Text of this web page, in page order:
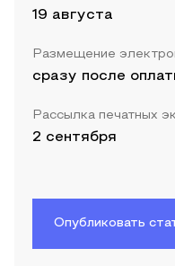
19 августа
Размещение
сразу после
Рассылка печатных
2 сентября
Опубликовать